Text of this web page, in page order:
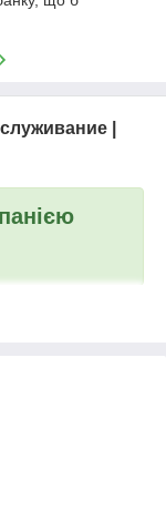
|
конструкцій в
конструкцій
позиції на
GPS.